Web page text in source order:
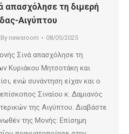
απασχόλησε τη διμερή
Αιγύπτου
By newsroom 08/05/2025
Σινά απασχόλησε τη
Κυριάκου Μητσοτάκη και
ενώ συνάντηση είχαν και ο
Σιναίου κ. Δαμιανός
της Αιγύπτου. Διαβάστε
της Μονής: Επίσημη